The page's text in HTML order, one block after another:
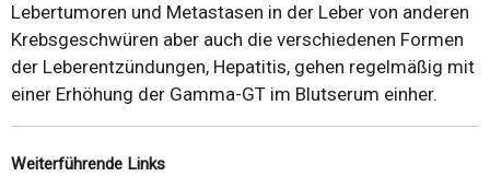
Lebertumoren und Metastasen in der Leber von anderen
Krebsgeschwüren aber auch die verschiedenen Formen
der Leberentzündungen, Hepatitis, gehen regelmäßig mit
einer Erhöhung der Gamma-GT im Blutserum einher.
Weiterführende Links